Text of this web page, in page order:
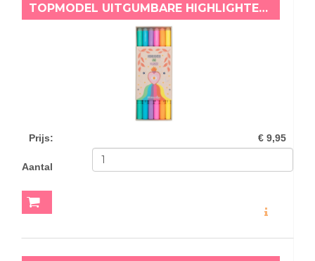
TOPMODEL UITGUMBARE HIGHLIGHTER EN MARKERSET
Prijs: € 9,95
Aantal